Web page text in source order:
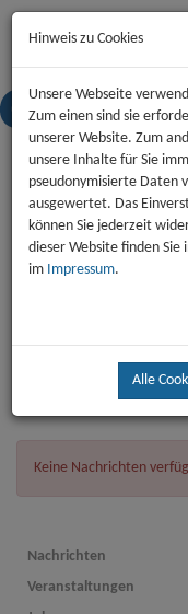
Nachrichten
Veranstaltungen
Jobs
Aktuelles
Keine Nachrichten
Nachrichten
Veranstaltungen
Hinweis zu Cookies
Unsere Webseite
Zum einen sind sie
unserer Website. Zum
unsere Inhalte für Sie
pseudonymisierte Daten
ausgewertet. Das
können Sie jederzeit
dieser Website finden Sie
im Impressum.
Alle